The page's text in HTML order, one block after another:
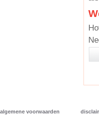
algemene voorwaarden